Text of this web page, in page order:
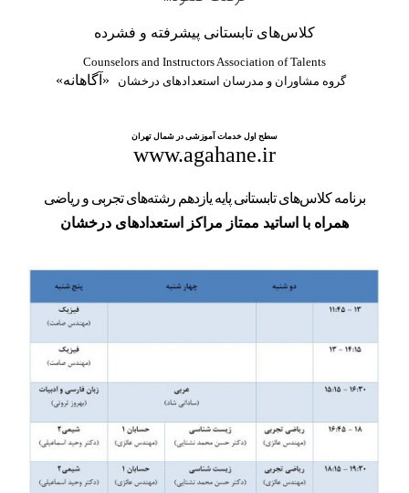
کلاس‌های تابستانی پیشرفته و فشرده
Counselors and Instructors Association of Talents
گروه مشاوران و مدرسان استعدادهای درخشان
«آگاهانه»
سطح اول خدمات آموزشی در شمال تهران
www.agahane.ir
برنامه کلاس‌های تابستانی پایه یازدهم رشته‌های تجربی و ریاضی
همراه با اساتید ممتاز مراکز استعدادهای درخشان